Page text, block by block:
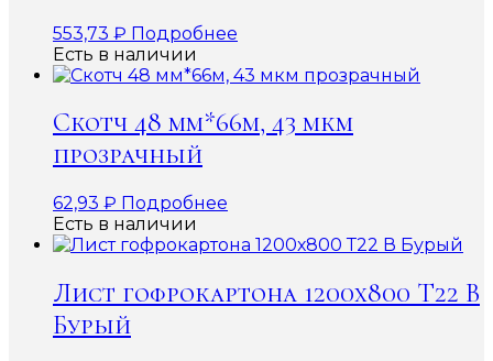
553,73 ₽ Подробнее
Есть в наличии
Скотч 48 мм*66м, 43 мкм
прозрачный
62,93 ₽ Подробнее
Есть в наличии
Лист гофрокартона 1200х800 Т22 В
Бурый